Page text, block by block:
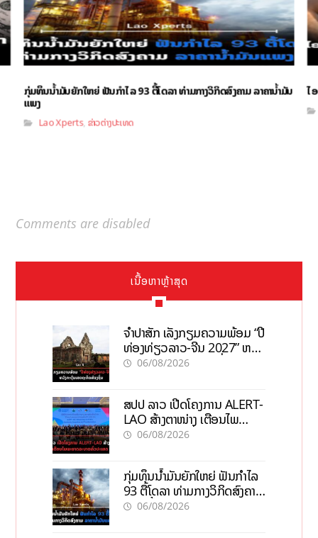
ກຸ່ມທຶນນ້ຳມັນຍັກໃຫຍ່ ຟັນກຳໄລ 93 ຕື້ໂດລາ ທ່າມກາງວິກິດສົງຄາມ ລາຄານໍ້າມັນ
ແພງ
Lao Xperts ຂ່າວຕ່າງປະເທດ
ໄ
Comments are disabled
ເນື້ອຫາຫຼ້າສຸດ
ຈຳປາສັກ ເລັ່ງກຽມຄວາມພ້ອມ “ປີ
ທ່ອງທ່ຽວລາວ-ຈີນ 2027” ຫວັງ
ກະຕຸ້ນເສດຖະກິດທ້ອງຖິ່ນ
06/08/2026
ສປປ ລາວ ເປີດໂຄງການ ALERT-
LAO ສ້າງຕາໜ່າງ ເຕືອນໄພ
ພະຍາດລະບາດທົ່ວປະເທດ
06/08/2026
ກຸ່ມທຶນນ້ຳມັນຍັກໃຫຍ່ ຟັນກຳໄລ
93 ຕື້ໂດລາ ທ່າມກາງວິກິດສົງຄາມ
ລາຄານໍ້າມັນແພງ
06/08/2026